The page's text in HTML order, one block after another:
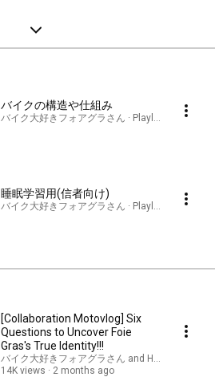
バイクの構造や仕組み
バイク大好きフォアグラさん · Playlist
睡眠学習用(信者向け)
バイク大好きフォアグラさん · Playlist
[Collaboration Motovlog] Six
Questions to Uncover Foie
Gras's True Identity!!!
バイク大好きフォアグラさん and HamaRide
14K views
2 months ago